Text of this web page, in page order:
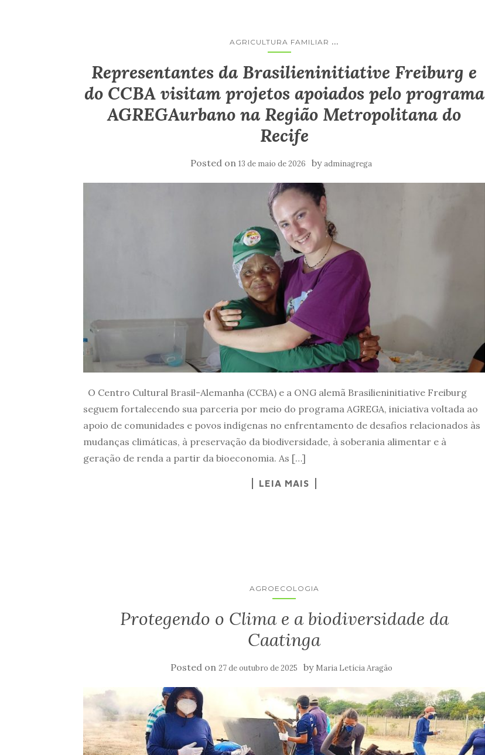
AGRICULTURA FAMILIAR ...
Representantes da Brasilieninitiative Freiburg e
do CCBA visitam projetos apoiados pelo programa
AGREGAurbano na Região Metropolitana do
Recife
Posted on13 de maio de 2026 byadminagrega
O Centro Cultural Brasil-Alemanha (CCBA) e a ONG alemã Brasilieninitiative Freiburg
seguem fortalecendo sua parceria por meio do programa AGREGA, iniciativa voltada ao
apoio de comunidades e povos indígenas no enfrentamento de desafios relacionados às
mudanças climáticas, à preservação da biodiversidade, à soberania alimentar e à
geração de renda a partir da bioeconomia. As […]
LEIA MAIS
AGROECOLOGIA
Protegendo o Clima e a biodiversidade da
Caatinga
Posted on 27 de outubro de 2025 by Maria Letícia Aragão